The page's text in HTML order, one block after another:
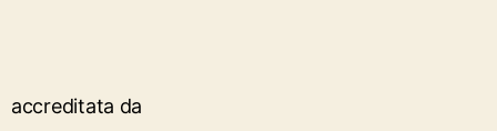
accreditata da